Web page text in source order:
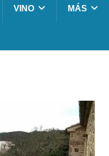
VINO MÁS